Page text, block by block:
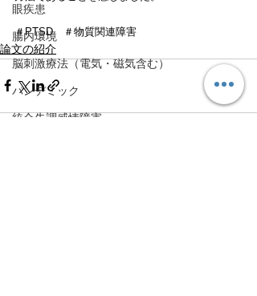
眼疾患
腸内環境
脳刺激療法（電気・磁気含む）
パンデミック
統合失調感情障害
＃PTSD　＃物質関連障害
論文の紹介